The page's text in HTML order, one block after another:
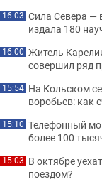
16:03 Сила Севера —
издала 180
16:00 Житель
совершил ряд
15:54 На Кольском
воробьев: как
15:10 Телефонный
более 100
15:03 В октябре
поездом?